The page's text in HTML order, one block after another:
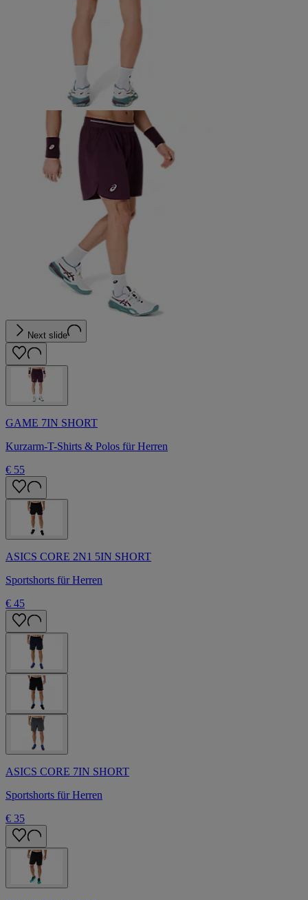
Next slide
GAME 7IN SHORT
Kurzarm-T-Shirts & Polos für Herren
€ 55
ASICS CORE 2N1 5IN SHORT
Sportshorts für Herren
€ 45
ASICS CORE 7IN SHORT
Sportshorts für Herren
€ 35